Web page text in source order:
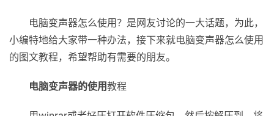
电脑变声器怎么使用？是网友讨论的一大话题，为此，
小编特地给大家带一种办法，接下来就电脑变声器怎么使用
的图文教程，希望帮助有需要的朋友。
电脑变声器的使用教程